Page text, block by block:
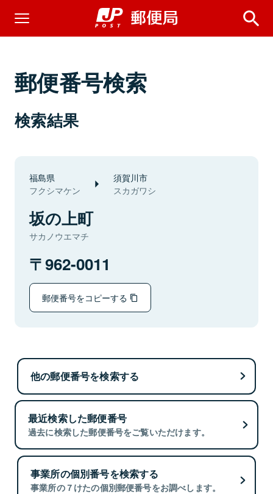
郵便番号検索
検索結果
福島県
フクシマケン
須賀川市
スカガワシ
坂の上町
サカノウエマチ
962-0011
郵便番号をコピーする
他の郵便番号を検索する
最近検索した郵便番号
過去に検索した郵便番号をご覧いただけます。
事業所の個別番号を検索する
事業所の７けたの個別郵便番号をお調べします。